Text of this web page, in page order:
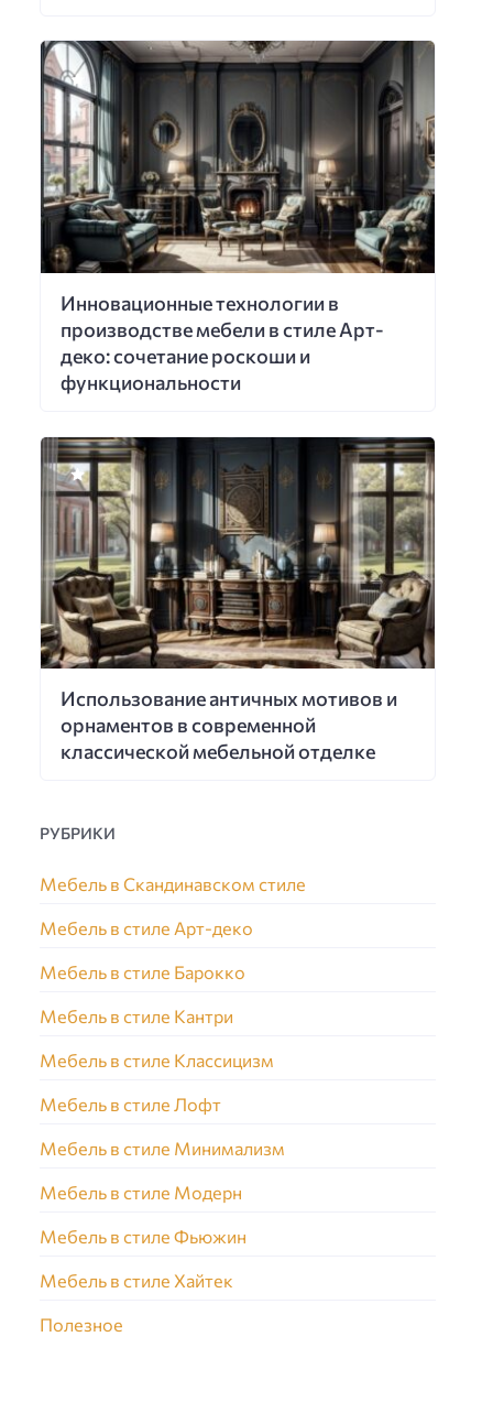
Инновационные технологии в
производстве мебели в стиле Арт-
деко: сочетание роскоши и
функциональности
Использование античных мотивов и
орнаментов в современной
классической мебельной отделке
РУБРИКИ
Мебель в Скандинавском стиле
Мебель в стиле Арт-деко
Мебель в стиле Барокко
Мебель в стиле Кантри
Мебель в стиле Классицизм
Мебель в стиле Лофт
Мебель в стиле Минимализм
Мебель в стиле Модерн
Мебель в стиле Фьюжин
Мебель в стиле Хайтек
Полезное